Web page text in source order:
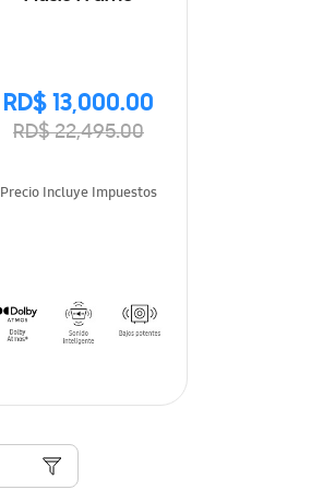
RD$ 13,000.00
RD$ 22,495.00
Precio Incluye Impuestos